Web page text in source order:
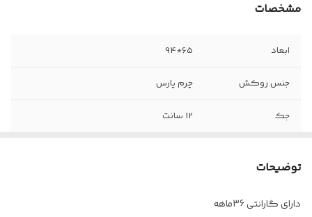
مشخصات
ابعاد 65*94
جنس روکش چرم پارس
جک 12 سانت
توضیحات
دارای گارانتی 36ماهه